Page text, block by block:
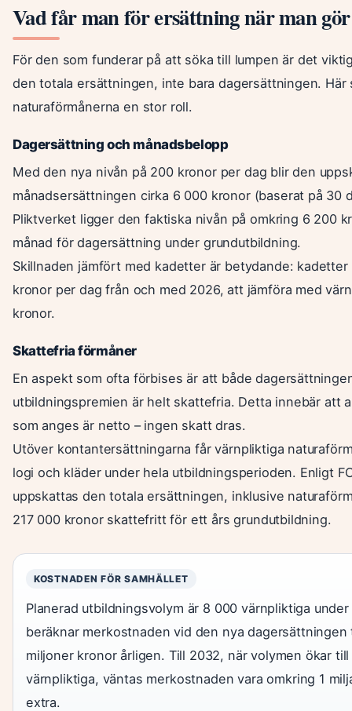
Vad får man för ersättning när man
För den som funderar på att söka till lumpen är det
den totala ersättningen, inte bara dagersättningen. Här
naturaförmånerna en stor roll.
Dagersättning och månadsbelopp
Med den nya nivån på 200 kronor per dag blir den
månadsersättningen cirka 6 000 kronor (baserat på 30
Pliktverket ligger den faktiska nivån på omkring 6 200
månad för dagersättning under grundutbildning.
Skillnaden jämfört med kadetter är betydande: kadetter
kronor per dag från och med 2026, att jämföra med
kronor.
Skattefria förmåner
En aspekt som ofta förbises är att både
utbildningspremien är helt skattefria. Detta innebär att
som anges är netto – ingen skatt dras.
Utöver kontantersättningarna får värnpliktiga
logi och kläder under hela utbildningsperioden. Enligt
uppskattas den totala ersättningen, inklusive
217 000 kronor skattefritt för ett års grundutbildning.
KOSTNADEN FÖR SAMHÄLLET
Planerad utbildningsvolym är 8 000 värnpliktiga under
beräknar merkostnaden vid den nya dagersättningen
miljoner kronor årligen. Till 2032, när volymen ökar till
värnpliktiga, väntas merkostnaden vara omkring 1
extra.